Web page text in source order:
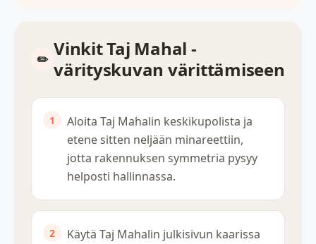
Vinkit Taj Mahal -
värityskuvan värittämiseen
Aloita Taj Mahalin keskikupolista ja
etene sitten neljään minareettiin,
jotta rakennuksen symmetria pysyy
helposti hallinnassa.
Käytä Taj Mahalin julkisivun kaarissa